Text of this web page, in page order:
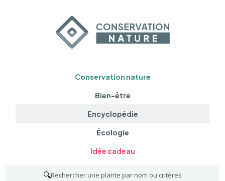
Conservation nature
Bien-être
Encyclopédie
Écologie
Idée cadeau
🔍Rechercher une plante par nom ou critères